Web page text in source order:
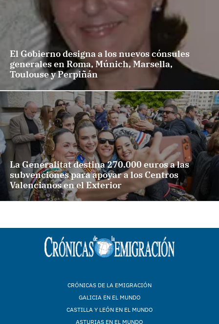
El Gobierno designa a los nuevos cónsules
generales en Roma, Múnich, Marsella,
Toulouse y Perpiñán
La Generalitat destina 270.000 euros a las
subvenciones para apoyar a los Centros
Valencianos en el Exterior
CRÓNICAS DE LA EMIGRACIÓN
GALICIA EN EL MUNDO
CASTILLA Y LEÓN EN EL MUNDO
ASTURIAS EN EL MUNDO